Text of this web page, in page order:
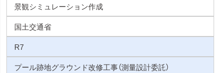
景観シミュレーション作成
国土交通省
R7
プール跡地グラウンド改修工事（測量設計委託）